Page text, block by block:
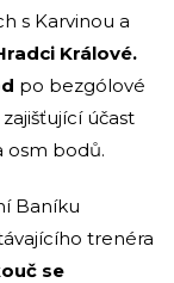
s Karvinou a
Králové.
po bezgólové
účast
osm bodů.
Baníku
trenéra
se